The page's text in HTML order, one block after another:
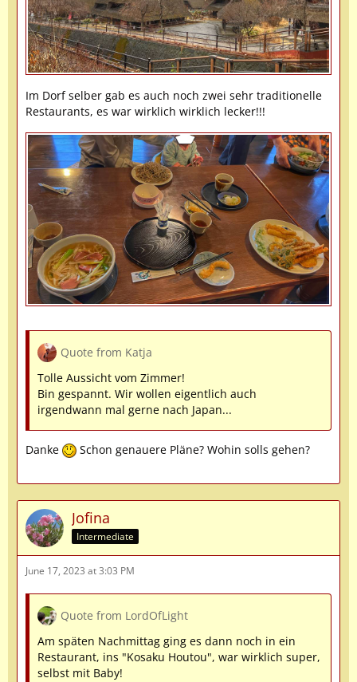
Im Dorf selber gab es auch noch zwei sehr traditionelle
Restaurants, es war wirklich wirklich lecker!!!
Quote from Katja
Tolle Aussicht vom Zimmer!
Bin gespannt. Wir wollen eigentlich auch
irgendwann mal gerne nach Japan...
Danke Schon genauere Pläne? Wohin solls gehen?
Jofina
Intermediate
June 17, 2023 at 3:03 PM
Quote from LordOfLight
Am späten Nachmittag ging es dann noch in ein
Restaurant, ins "Kosaku Houtou", war wirklich super,
selbst mit Baby!